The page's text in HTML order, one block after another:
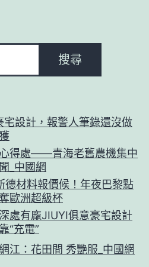
搜尋
設計，報警人筆錄還沒做
得處——青海老舊農機集中
_中國網
德材料報價候！年夜巴黎點
歐洲超級杯
處有龐JIUYI俱意豪宅設計
“充電”
江：花田間 秀艷服_中國網